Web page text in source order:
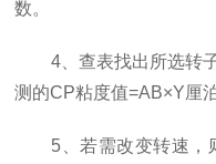
数。
4、查表找出所选转子
测的CP粘度值=AB×Y厘泊
5、若需改变转速，则